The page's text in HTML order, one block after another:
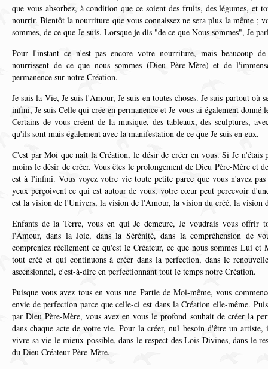
que vous absorbez, à condition que ce soient des fruits, des légumes, et
nourrir. Bientôt la nourriture que vous connaissez ne sera plus la même ;
sommes, de ce que Je suis. Lorsque je dis "de ce que Nous sommes", Je
Pour l'instant ce n'est pas encore votre nourriture, mais beaucoup
nourrissent de ce que nous sommes (Dieu Père-Mère) et de
permanence sur notre Création.
Je suis la Vie, Je suis l'Amour, Je suis en toutes choses. Je suis partout où
infini, Je suis Celle qui crée en permanence et Je vous ai également donné
Certains de vous créent de la musique, des tableaux, des sculptures,
qu'ils sont mais également avec la manifestation de ce que Je suis en eux.
C'est par Moi que naît la Création, le désir de créer en vous. Si Je n'étais
moins le désir de créer. Vous êtes le prolongement de Dieu Père-Mère et
est à l'infini. Vous voyez votre vie toute petite parce que vous n'avez
yeux perçoivent ce qui est autour de vous, votre cœur peut percevoir
est la vision de l'Univers, la vision de l'Amour, la vision du créé, la vision
Enfants de la Terre, vous en qui Je demeure, Je voudrais vous offrir
l'Amour, dans la Joie, dans la Sérénité, dans la compréhension de
compreniez réellement ce qu'est le Créateur, ce que nous sommes Lui
tout créé et qui continuons à créer dans la perfection, dans le
ascensionnel, c'est-à-dire en perfectionnant tout le temps notre Création.
Puisque vous avez tous en vous une Partie de Moi-même, vous
envie de perfection parce que celle-ci est dans la Création elle-même.
par Dieu Père-Mère, vous avez en vous le profond souhait de créer la
dans chaque acte de votre vie. Pour la créer, nul besoin d'être un
vivre sa vie le mieux possible, dans le respect des Lois Divines, dans le
du Dieu Créateur Père-Mère.